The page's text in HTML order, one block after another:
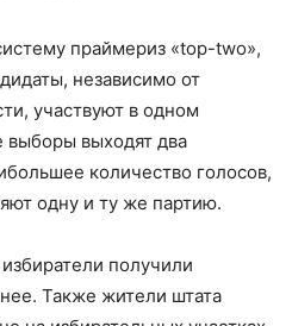
праймериз «top-two»,
независимо от
участвуют в одном
выборы выходят два
количество голосов,
одну и ту же партию.
получили
Также жители штата